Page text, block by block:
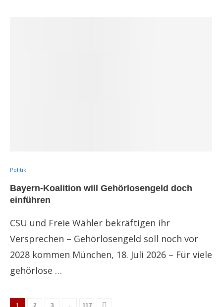
Politik
Bayern-Koalition will Gehörlosengeld doch
einführen
CSU und Freie Wähler bekräftigen ihr
Versprechen – Gehörlosengeld soll noch vor
2028 kommen München, 18. Juli 2026 – Für viele
gehörlose …
2 3 117